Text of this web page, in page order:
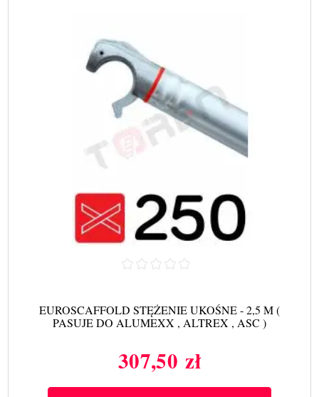
EUROSCAFFOLD STĘŻENIE UKOŚNE - 2,5 M (
PASUJE DO ALUMEXX , ALTREX , ASC )
Cena
307,50 zł